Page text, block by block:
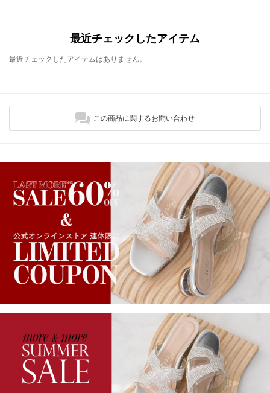
最近チェックしたアイテム
最近チェックしたアイテムはありません。
この商品に関するお問い合わせ